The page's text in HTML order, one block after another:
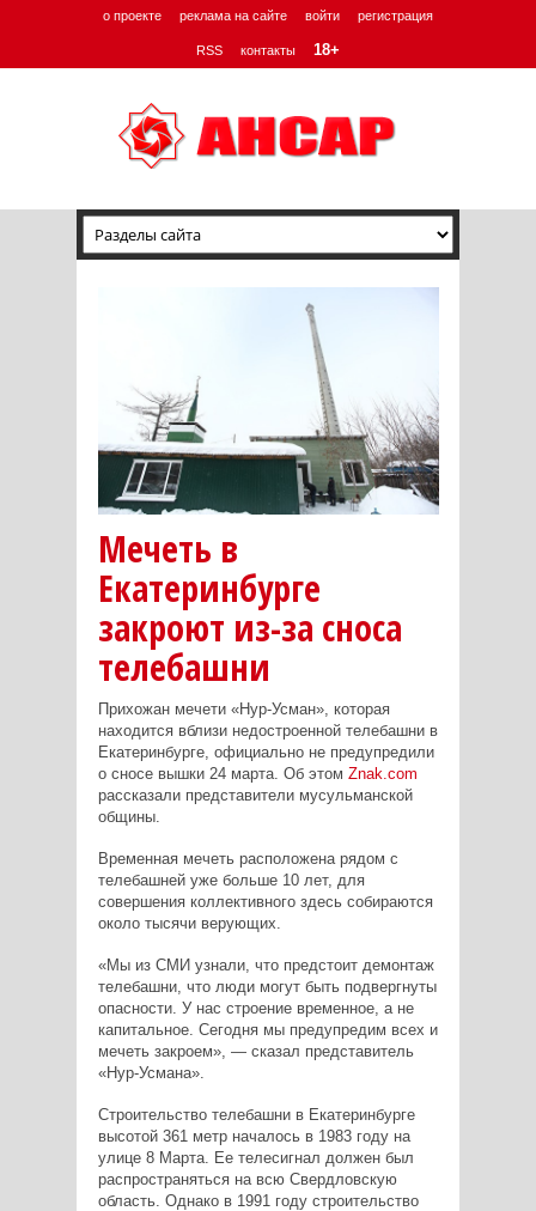
о проекте реклама на сайте войти регистрация
RSS контакты 18+
Мечеть в
Екатеринбурге
закроют из-за сноса
телебашни
Прихожан мечети «Нур-Усман», которая
находится вблизи недостроенной телебашни в
Екатеринбурге, официально не предупредили
о сносе вышки 24 марта. Об этом Znak.com
рассказали представители мусульманской
общины.
Временная мечеть расположена рядом с
телебашней уже больше 10 лет, для
совершения коллективного здесь собираются
около тысячи верующих.
«Мы из СМИ узнали, что предстоит демонтаж
телебашни, что люди могут быть подвергнуты
опасности. У нас строение временное, а не
капитальное. Сегодня мы предупредим всех и
мечеть закроем», — сказал представитель
«Нур-Усмана».
Строительство телебашни в Екатеринбурге
высотой 361 метр началось в 1983 году на
улице 8 Марта. Ее телесигнал должен был
распространяться на всю Свердловскую
область. Однако в 1991 году строительство